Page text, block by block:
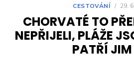
CESTOVÁNÍ / 29.
CHORVATÉ TO
NEPŘIJELI, PLÁŽE
PATŘÍ